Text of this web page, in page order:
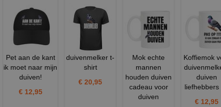
Pet aan de kant
ik moet naar mijn
duiven!
€ 12,95
duivenmelker t-
shirt
€ 20,95
Mok echte
mannen
houden duiven
cadeau voor
duiven
Koffiemok
duiven
liefhebbers
€ 12,95